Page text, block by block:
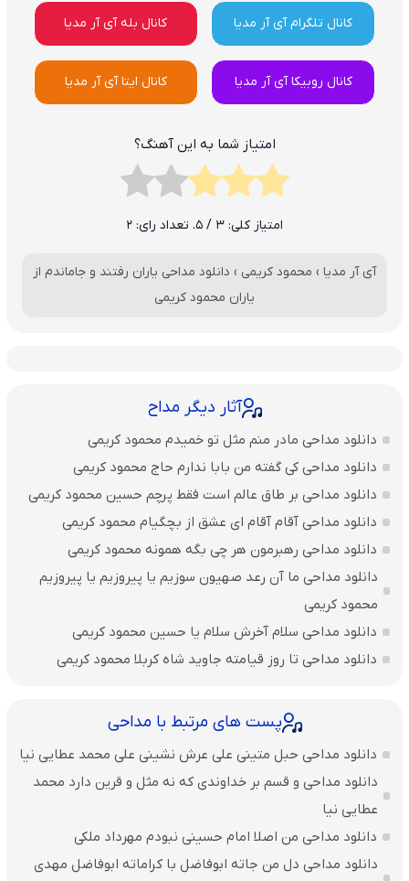
کانال تلگرام آی آر مدیا کانال بله آی آر مدیا
کانال روبیکا آی آر مدیا کانال ایتا آی آر مدیا
امتیاز شما به این آهنگ؟
امتیاز کلی: 3 / 5. تعداد رای: 2
آی آر مدیا › محمود کریمی › دانلود مداحی یاران رفتند و جاماندم از
یاران محمود کریمی
آثار دیگر مداح
دانلود مداحی مادر منم مثل تو خمیدم محمود کریمی
دانلود مداحی کی گفته من بابا ندارم حاج محمود کریمی
دانلود مداحی بر طاق عالم است فقط پرچم حسین محمود کریمی
دانلود مداحی آقام آقام ای عشق از بچگیام محمود کریمی
دانلود مداحی رهبرمون هر چی بگه همونه محمود کریمی
دانلود مداحی ما آن رعد صهیون سوزیم یا پیروزیم یا پیروزیم
محمود کریمی
دانلود مداحی سلام آخرش سلام یا حسین محمود کریمی
دانلود مداحی تا روز قیامته جاوید شاه کربلا محمود کریمی
پست های مرتبط با مداحی
دانلود مداحی حبل متینی علی عرش نشینی علی محمد عطایی نیا
دانلود مداحی و قسم بر خداوندی که نه مثل و قرین دارد محمد
عطایی نیا
دانلود مداحی من اصلا امام حسینی نبودم مهرداد ملکی
دانلود مداحی دل من جاته ابوفاضل با کراماته ابوفاضل مهدی